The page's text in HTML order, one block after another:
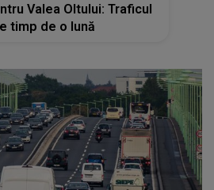
Valea Oltului: Traficul
timp de o lună